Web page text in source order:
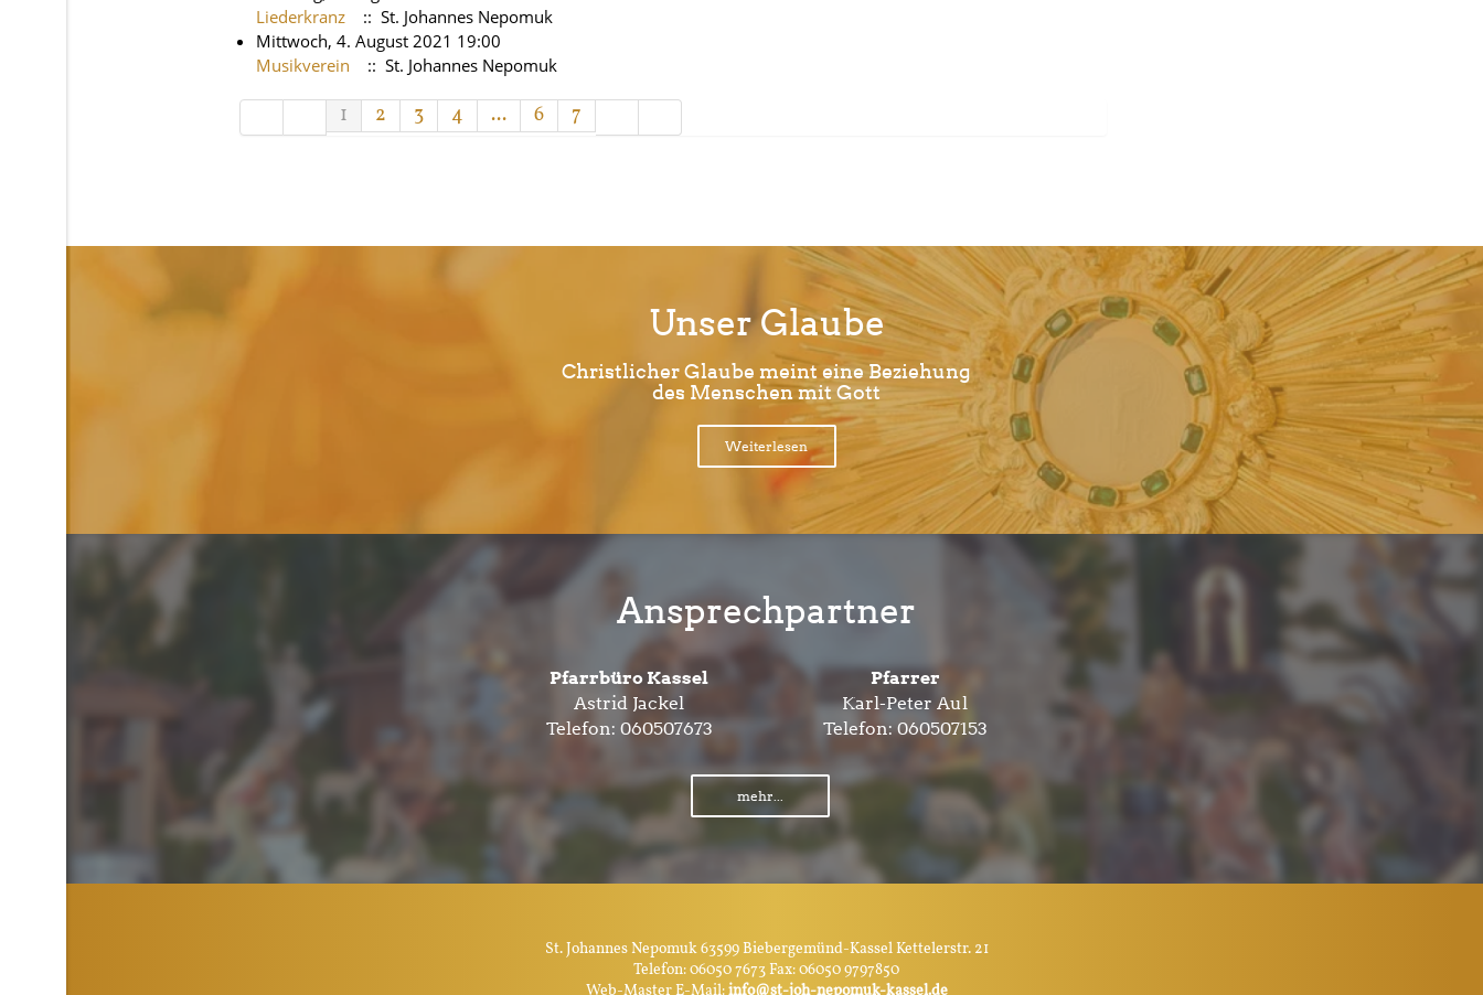
Liederkranz
:: St. Johannes Nepomuk
Mittwoch, 4. August 2021 19:00
Musikverein
:: St. Johannes Nepomuk
Limite der Paginierungsliste
1 2 3 4 ... 6 7
Unser Glaube
Christlicher Glaube meint eine Beziehung
des Menschen mit Gott
Weiterlesen
Ansprechpartner
Pfarrbüro Kassel
Astrid Jackel
Telefon: 060507673
Pfarrer
Karl-Peter Aul
Telefon:060507153
mehr...
St. Johannes Nepomuk 63599 Biebergemünd-Kassel Kettelerstr. 21
Telefon: 06050 7673 Fax: 06050 9797850